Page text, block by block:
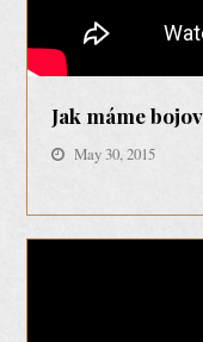
Jak máme
May 30, 2015